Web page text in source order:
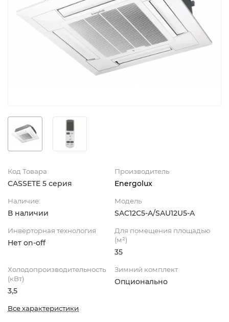
Код Товара
CASSETE 5 серия
Производитель
Energolux
Наличие:
В наличии
Модель
SAC12С5-A/SAU12U5-A
Инверторная технология
Нет on-off
Для помещения площадью
(м²)
35
Холодопроизводительность
(кВт)
3,5
Зимний комплект
Опционально
Все характеристики